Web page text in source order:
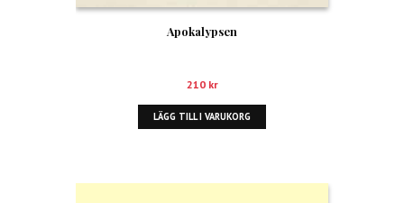
Apokalypsen
210 kr
LÄGG TILL I VARUKORG